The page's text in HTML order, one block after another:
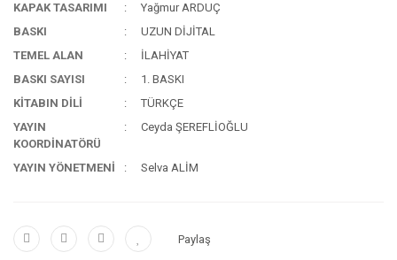
KAPAK TASARIMI
Yağmur ARDUÇ
BASKI
UZUN DİJİTAL
TEMEL ALAN
İLAHİYAT
BASKI SAYISI
1. BASKI
KİTABIN DİLİ
TÜRKÇE
YAYIN
KOORDİNATÖRÜ
Ceyda ŞEREFLİOĞLU
YAYIN YÖNETMENİ Selva ALİM
Paylaş